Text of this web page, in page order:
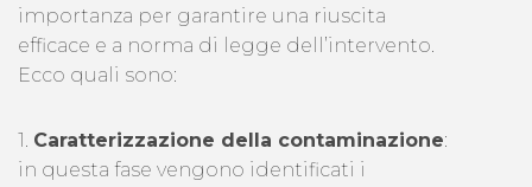
importanza per garantire una riuscita
efficace e a norma di legge dell’intervento.
Ecco quali sono:
1. Caratterizzazione della contaminazione:
in questa fase vengono identificati i